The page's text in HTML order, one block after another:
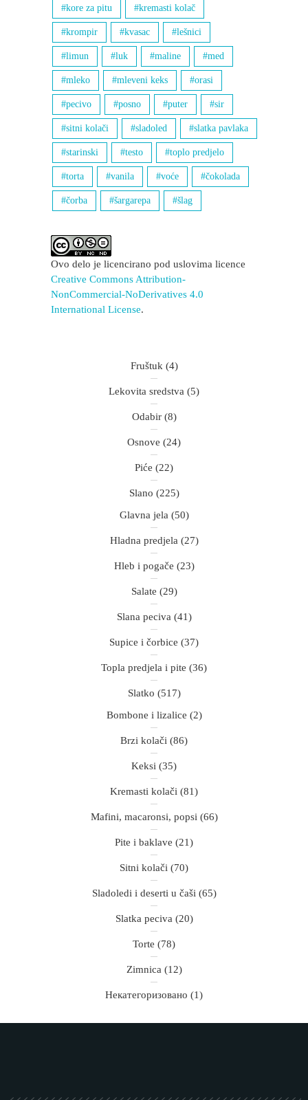
kore za pitu kremasti kolač
krompir kvasac lešnici
limun luk maline med
mleko mleveni keks orasi
pecivo posno puter sir
sitni kolači sladoled slatka pavlaka
starinski testo toplo predjelo
torta vanila voće čokolada
čorba šargarepa šlag
Ovo delo je licencirano pod uslovima licence
Creative Commons Attribution-
NonCommercial-NoDerivatives 4.0
International License.
Fruštuk (4)
Lekovita sredstva (5)
Odabir(8)
Osnove (24)
Piće (22)
Slano (225)
Glavna jela (50)
Hladna predjela (27)
Hleb i pogače (23)
Salate (29)
Slana peciva (41)
Supice i čorbice (37)
Topla predjela i pite (36)
Slatko (517)
Bombone i lizalice (2)
Brzi kolači (86)
Keksi (35)
Kremasti kolači (81)
Mafini, macaronsi, popsi (66)
Pite i baklave (21)
Sitni kolači (70)
Sladoledi i deserti u čaši (65)
Slatka peciva (20)
Torte (78)
Zimnica (12)
Некатегоризовано (1)